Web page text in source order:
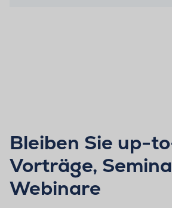
Bleiben Sie up-
Vorträge,
Webinare